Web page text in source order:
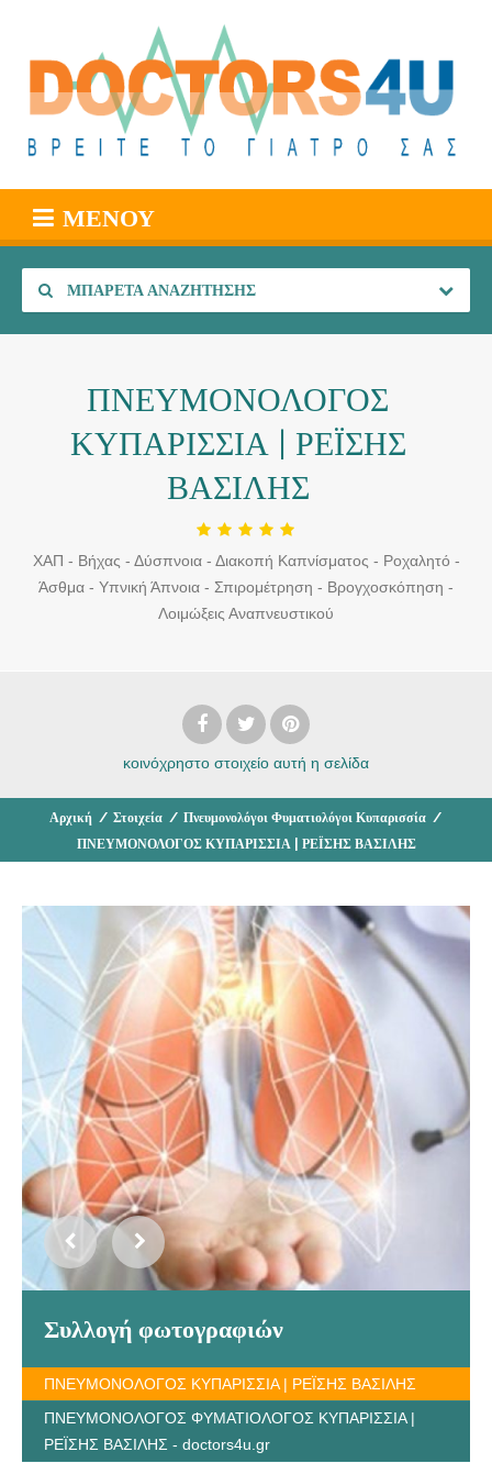
ΜΕΝΟΎ
ΜΠΑΡΈΤΑ ΑΝΑΖΉΤΗΣΗΣ
ΠΝΕΥΜΟΝΟΛΟΓΟΣ
ΚΥΠΑΡΙΣΣΙΑ | ΡΕΪΣΗΣ
ΒΑΣΙΛΗΣ
ΧΑΠ - Βήχας - Δύσπνοια - Διακοπή Καπνίσματος - Ροχαλητό -
Άσθμα - Υπνική Άπνοια - Σπιρομέτρηση - Βρογχοσκόπηση -
Λοιμώξεις Αναπνευστικού
κοινόχρηστο στοιχείο αυτή η σελίδα
Αρχική / Στοιχεία / Πνευμονολόγοι Φυματιολόγοι Κυπαρισσία /
ΠΝΕΥΜΟΝΟΛΟΓΟΣ ΚΥΠΑΡΙΣΣΙΑ | ΡΕΪΣΗΣ ΒΑΣΙΛΗΣ
Συλλογή φωτογραφιών
ΠΝΕΥΜΟΝΟΛΟΓΟΣ ΚΥΠΑΡΙΣΣΙΑ | ΡΕΪΣΗΣ ΒΑΣΙΛΗΣ
ΠΝΕΥΜΟΝΟΛΟΓΟΣ ΦΥΜΑΤΙΟΛΟΓΟΣ ΚΥΠΑΡΙΣΣΙΑ |
ΡΕΪΣΗΣ ΒΑΣΙΛΗΣ - doctors4u.gr